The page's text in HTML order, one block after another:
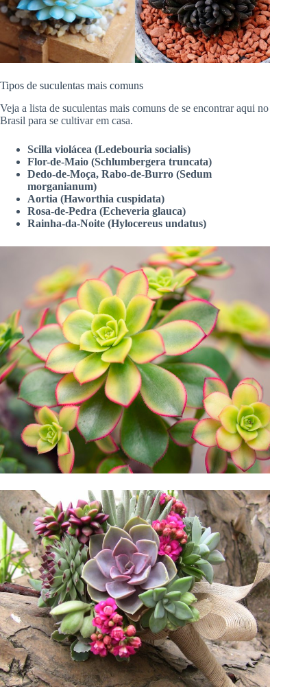
Tipos de suculentas mais comuns
Veja a lista de suculentas mais comuns de se encontrar aqui no
Brasil para se cultivar em casa.
Scilla violácea (Ledebouria socialis)
Flor-de-Maio (Schlumbergera truncata)
Dedo-de-Moça, Rabo-de-Burro (Sedum
morganianum)
Aortia (Haworthia cuspidata)
Rosa-de-Pedra (Echeveria glauca)
Rainha-da-Noite (Hylocereus undatus)